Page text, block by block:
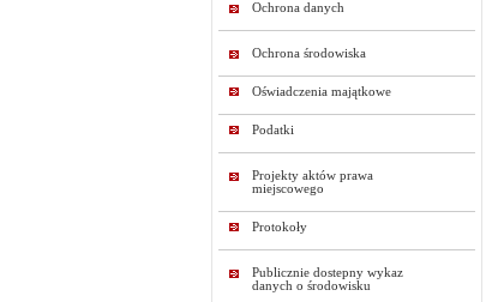
Ochrona danych
Ochrona środowiska
Oświadczenia majątkowe
Podatki
Projekty aktów prawa
miejscowego
Protokoły
Publicznie dostepny wykaz
danych o środowisku